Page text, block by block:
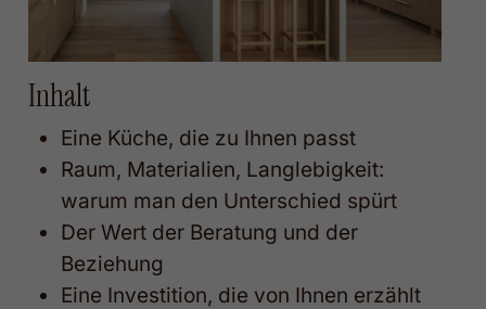
Inhalt
Eine Küche, die zu Ihnen passt
Raum, Materialien, Langlebigkeit:
warum man den Unterschied spürt
Der Wert der Beratung und der
Beziehung
Eine Investition, die von Ihnen erzählt